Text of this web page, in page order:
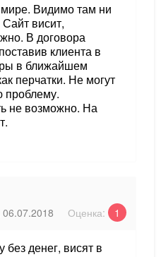
Видимо там ни
Сайт висит,
В договора
клиента в
в ближайшем
перчатки. Не могут
проблему.
не возможно. На
06.07.2018 Оценка: 1
без денег, висят в